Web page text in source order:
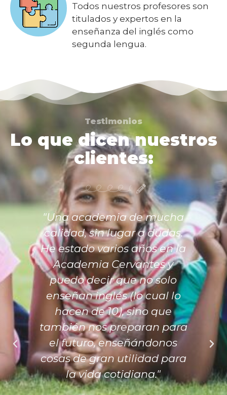
Todos nuestros profesores son
titulados y expertos en la
enseñanza del inglés como
segunda lengua.
Testimonios
Lo que dicen nuestros
clientes:
"Una academia de mucha
calidad, sin lugar a dudas.
He estado varios años en la
Academia Cervantes y
puedo decir que no solo
enseñan inglés (lo cual lo
hacen de 10), sino que
también nos preparan para
el futuro, enseñándonos
cosas de gran utilidad para
la vida cotidiana."